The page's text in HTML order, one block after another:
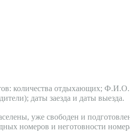
количества отдыхающих;
даты заезда и даты выезда.
уже свободен и
номеров и неготовности